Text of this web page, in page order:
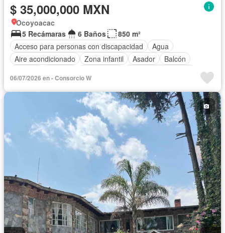
$ 35,000,000 MXN
Ocoyoacac
5 Recámaras
6 Baños
850 m²
Acceso para personas con discapacidad
Agua
Aire acondicionado
Zona infantil Asador
Balcón
Circuito cerrado de televisión
Cocina integral
Conserje
Cuarto de servicio
Electricidad
Estacionamiento
Gas natural Internet
Jardín
Despacho
Recámara con closet
Seguridad
Televisión por cable
Terraza Vista panorámica
Wifi
Zonas verdes
06/07/2026 en - Consorcio W